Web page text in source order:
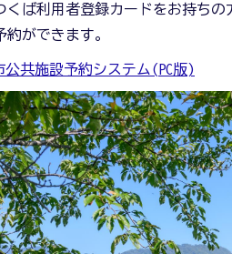
くば利用者登録カードをお持ち
約ができます。
公共施設予約システム(PC版)